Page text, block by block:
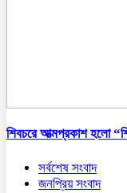
শিবচরে আত্মপ্রকাশ হলো
সর্বশেষ সংবাদ
জনপ্রিয় সংবাদ